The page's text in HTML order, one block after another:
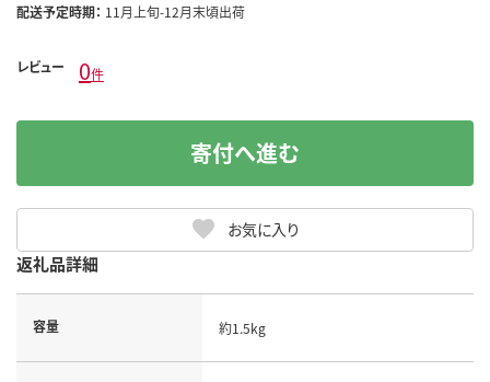
配送予定時期： 11月上旬-12月末頃出荷
レビュー 0件
お気に入り
寄付へ進む
返礼品詳細
容量 約1.5kg